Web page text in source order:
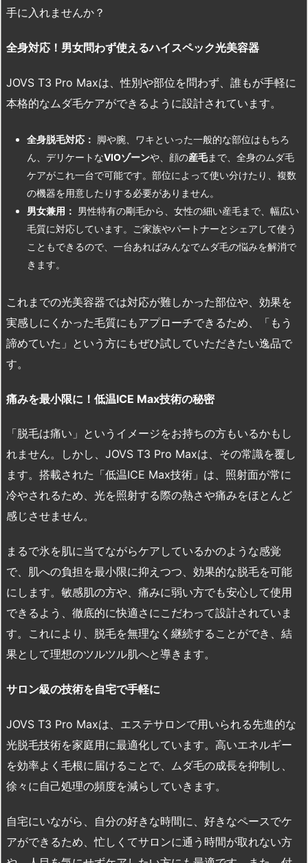
手に入れませんか？
全身対応！男女問わず使えるハイスペック光美容器
JOVS T3 Pro Maxは、性別や部位を問わず、誰もが手軽に
本格的なムダ毛ケアができるように設計されています。
全身脱毛対応： 脚や腕、ワキといった一般的な部位はもちろ
ん、デリケートなVIOゾーンや、顔の産毛まで、全身のムダ毛
ケアがこれ一台で可能です。部位によって使い分けたり、複数
の機器を用意したりする必要がありません。
男女兼用： 男性特有の剛毛から、女性の細い産毛まで、幅広い
毛質に対応しています。ご家族やパートナーとシェアして使う
こともできるので、一台あればみんなでムダ毛の悩みを解消で
きます。
これまでの光美容器では対応が難しかった部位や、効果を
実感しにくかった毛質にもアプローチできるため、「もう
諦めていた」という方にもぜひ試していただきたい逸品で
す。
痛みを最小限に！低温ICE Max技術の秘密
「脱毛は痛い」というイメージをお持ちの方もいるかもし
れません。しかし、JOVS T3 Pro Maxは、その常識を覆し
ます。搭載された「低温ICE Max技術」は、照射面が常に
冷やされるため、光を照射する際の熱さや痛みをほとんど
感じさせません。
まるで氷を肌に当てながらケアしているかのような感覚
で、肌への負担を最小限に抑えつつ、効果的な脱毛を可能
にします。敏感肌の方や、痛みに弱い方でも安心して使用
できるよう、徹底的に快適さにこだわって設計されていま
す。これにより、脱毛を無理なく継続することができ、結
果として理想のツルツル肌へと導きます。
サロン級の技術を自宅で手軽に
JOVS T3 Pro Maxは、エステサロンで用いられる先進的な
光脱毛技術を家庭用に最適化しています。高いエネルギー
を効率よく毛根に届けることで、ムダ毛の成長を抑制し、
徐々に自己処理の頻度を減らしていきます。
自宅にいながら、自分の好きな時間に、好きなペースでケ
アができるため、忙しくてサロンに通う時間が取れない方